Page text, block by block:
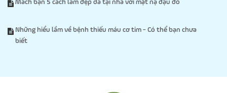
Mách bạn 5 cách làm đẹp da tại nhà với mặt nạ đậu đỏ
Những hiểu lầm về bệnh thiếu máu cơ tim - Có thể bạn chưa
biết